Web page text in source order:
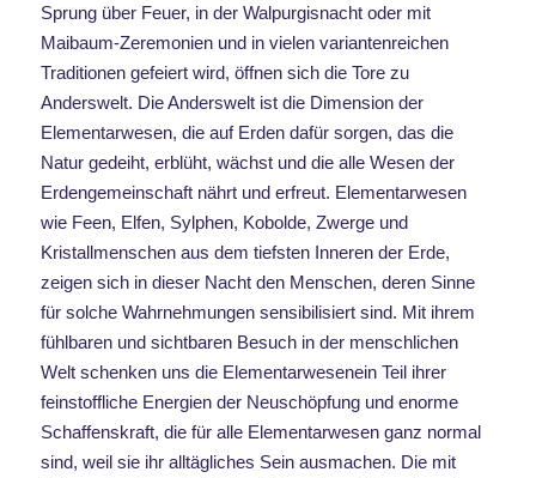
Sprung über Feuer, in der Walpurgisnacht oder mit
Maibaum-Zeremonien und in vielen variantenreichen
Traditionen gefeiert wird, öffnen sich die Tore zu
Anderswelt. Die Anderswelt ist die Dimension der
Elementarwesen, die auf Erden dafür sorgen, das die
Natur gedeiht, erblüht, wächst und die alle Wesen der
Erdengemeinschaft nährt und erfreut. Elementarwesen
wie Feen, Elfen, Sylphen, Kobolde, Zwerge und
Kristallmenschen aus dem tiefsten Inneren der Erde,
zeigen sich in dieser Nacht den Menschen, deren Sinne
für solche Wahrnehmungen sensibilisiert sind. Mit ihrem
fühlbaren und sichtbaren Besuch in der menschlichen
Welt schenken uns die Elementarwesenein Teil ihrer
feinstoffliche Energien der Neuschöpfung und enorme
Schaffenskraft, die für alle Elementarwesen ganz normal
sind, weil sie ihr alltägliches Sein ausmachen. Die mit